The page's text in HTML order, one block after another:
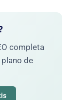
completa
de